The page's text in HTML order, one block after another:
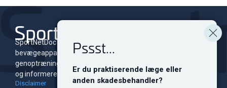
Pssst...
Er du praktiserende læge eller
anden skadesbehandler?
SportNetDoc er et online leksikon for skader i
bevægeapparatet med tilhørende
genoptræningsprogrammer. Siden er dedikeret til at oplyse
og informere både fagfolk og sportsudøvere på alle niveauer.
Disclaimer